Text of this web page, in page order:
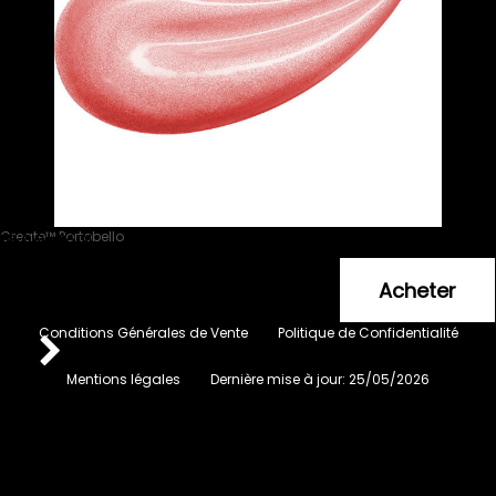
Create™ Portobello
Lecenté™
16.20 €
Conditions Générales de Vente Politique de Confidentialité
Mentions légales Dernière mise à jour: 25/05/2026